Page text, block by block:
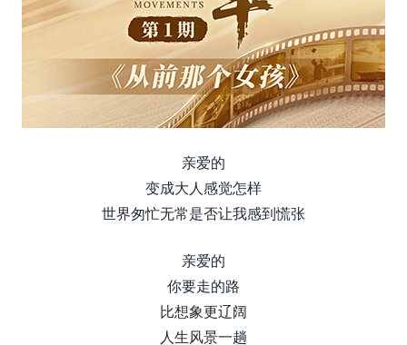
亲爱的
变成大人感觉怎样
世界匆忙无常是否让我感到慌张
亲爱的
你要走的路
比想象更辽阔
人生风景一趟